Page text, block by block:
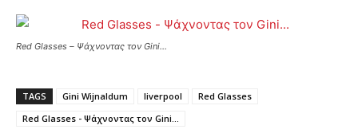
Red Glasses – Ψάχνοντας τον Gini…
TAGS Gini Wijnaldum liverpool
Red Glasses
Red Glasses - Ψάχνοντας τον Gini...